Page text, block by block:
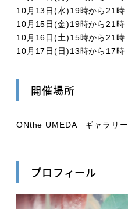
10月13日(水)19時から21時
10月15日(金)19時から21時
10月16日(土)15時から21時
10月17日(日)13時から17時
開催場所
ONthe UMEDA ギャラリー
プロフィール